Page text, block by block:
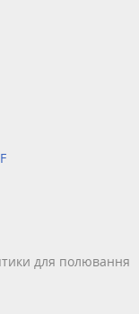
для полювання